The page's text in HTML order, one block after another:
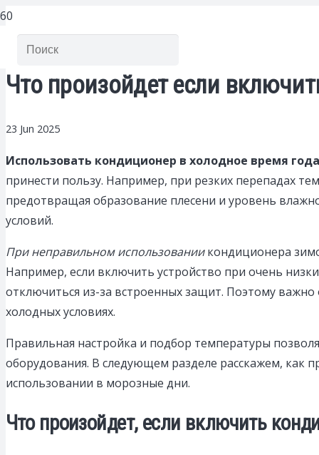
Что произойдет если
23 Jun 2025
Использовать кондиционер в холодное время года
принести пользу. Например, при резких перепадах
предотвращая образование плесени и уровень
условий.
При неправильном использованиикондиционера
Например, если включить устройство при очень
отключиться из-за встроенных защит. Поэтому
холодных условиях.
Правильная настройка и подбор температуры
оборудования. В следующем разделе расскажем, как
использовании в морозные дни.
Что произойдет, если включить